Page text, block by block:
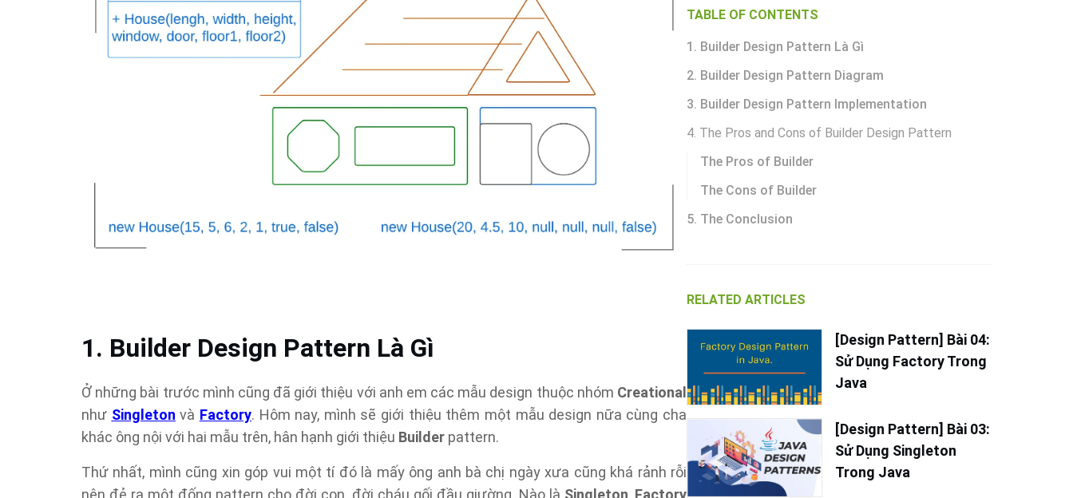
1. Builder Design Pattern Là Gì
Ở những bài trước mình cũng đã giới thiệu với anh em các mẫu design thuộc nhóm Creational
như Singleton và Factory. Hôm nay, mình sẽ giới thiệu thêm một mẫu design nữa cùng cha
khác ông nội với hai mẫu trên, hân hạnh giới thiệu Builder pattern.
Thứ nhất, mình cũng xin góp vui một tí đó là mấy ông anh bà chị ngày xưa cũng khá rảnh rỗi
nên đẻ ra một đống pattern cho đời con, đời cháu gối đầu giường. Nào là Singleton, Factory
TABLE OF CONTENTS
1. Builder Design Pattern Là Gì
2. Builder Design Pattern Diagram
3. Builder Design Pattern Implementation
4. The Pros and Cons of Builder Design Pattern
The Pros of Builder
The Cons of Builder
5. The Conclusion
RELATED ARTICLES
[Design Pattern] Bài 04:
Sử Dụng Factory Trong
Java
[Design Pattern] Bài 03:
Sử Dụng Singleton
Trong Java